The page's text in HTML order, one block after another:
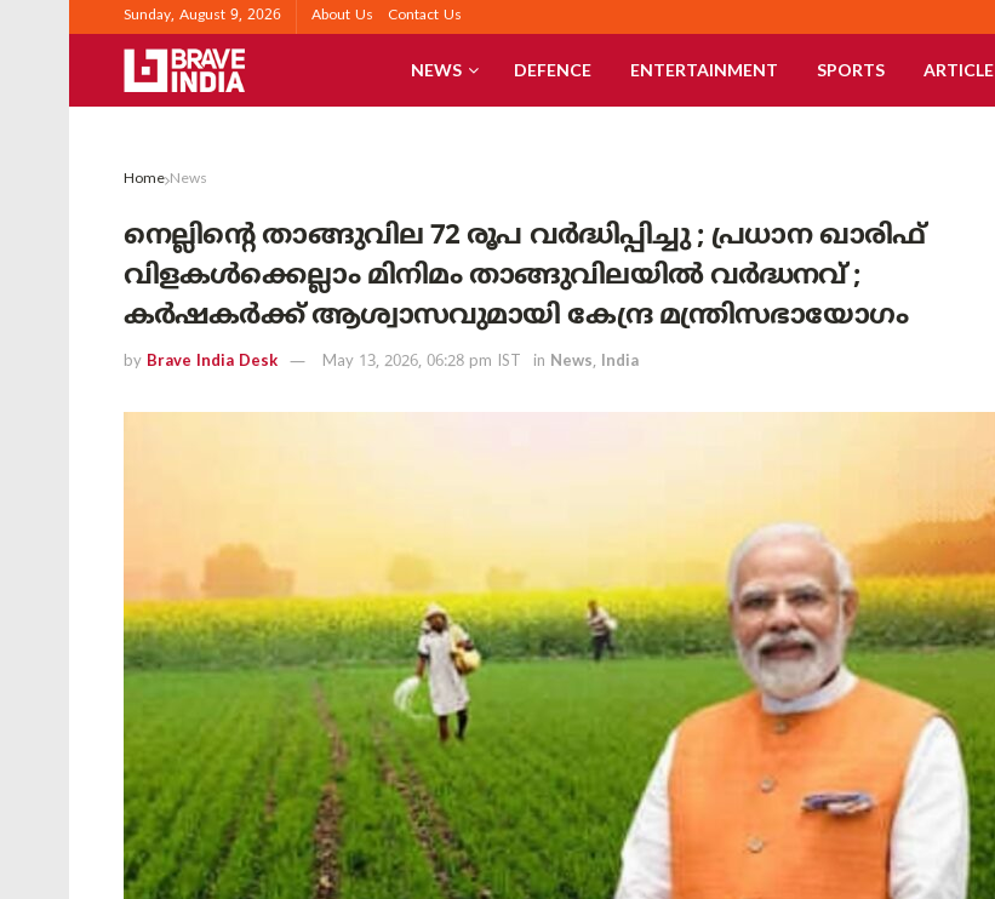
Sunday, August 9, 2026 About Us Contact Us
NEWS DEFENCE ENTERTAINMENT SPORTS ARTICLE
Home News
നെല്ലിന്റെ താങ്ങുവില 72 രൂപ വർദ്ധിപ്പിച്ചു ; പ്രധാന ഖാരിഫ്
വിളകൾക്കെല്ലാം മിനിമം താങ്ങുവിലയിൽ വർദ്ധനവ് ;
കർഷകർക്ക് ആശ്വാസവുമായി കേന്ദ്ര മന്ത്രിസഭായോഗം
by Brave India Desk May 13, 2026, 06:28 pm IST in News, India